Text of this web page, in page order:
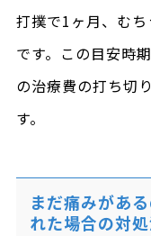
打撲で1ヶ月、む
です。この目安時
の治療費の打ち切
す。
まだ痛みがあ
れた場合の対